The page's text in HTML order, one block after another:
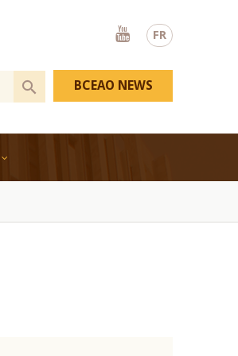
FR
Youtube
BCEAO NEWS